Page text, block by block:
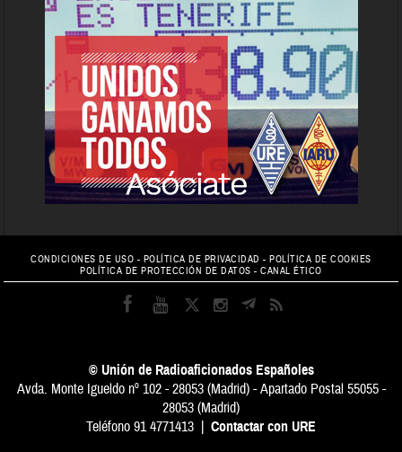
CONDICIONES DE USO - POLÍTICA DE PRIVACIDAD -POLÍTICA DE COOKIES
POLÍTICA DE PROTECCIÓN DE DATOS -CANAL ÉTICO
© Unión de Radioaficionados Españoles
Avda. Monte Igueldo nº 102 - 28053 (Madrid) - Apartado Postal 55055 -
28053 (Madrid)
Teléfono 91 4771413 | Contactar con URE